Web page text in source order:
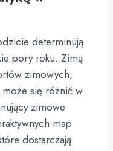
determinują
pory roku. Zimą
zimowych,
się różnić w
zimowe
map
dostarczają